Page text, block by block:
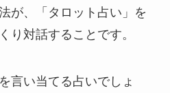
が、「タロット占い」を
り対話することです。
言い当てる占いでしょ